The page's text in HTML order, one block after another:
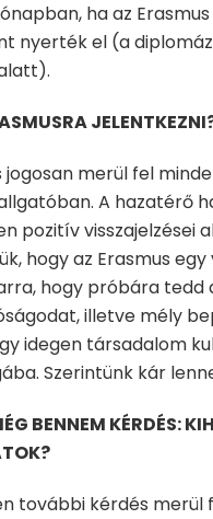
ha az
nyerték el (a
jogosan merül fel
A hazatérő
pozitív visszajelzései
hogy az Erasmus
hogy próbára tedd
illetve mély
idegen társadalom
Szerintünk kár
BENNEM KÉRDÉS:
további kérdés merül